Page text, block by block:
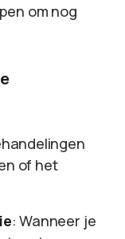
om nog
of het
: Wanneer je